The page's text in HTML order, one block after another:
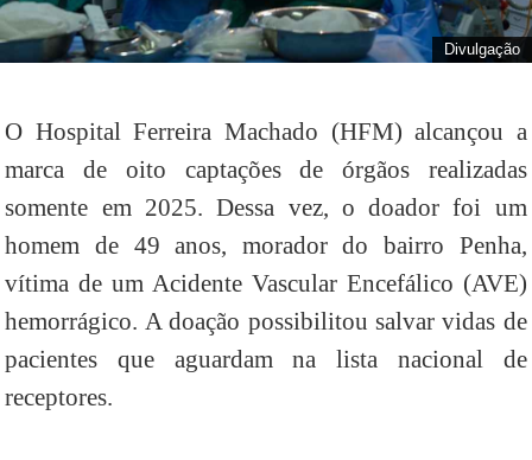
Divulgação
O Hospital Ferreira Machado (HFM) alcançou a
marca de oito captações de órgãos realizadas
somente em 2025. Dessa vez, o doador foi um
homem de 49 anos, morador do bairro Penha,
vítima de um Acidente Vascular Encefálico (AVE)
hemorrágico. A doação possibilitou salvar vidas de
pacientes que aguardam na lista nacional de
receptores.